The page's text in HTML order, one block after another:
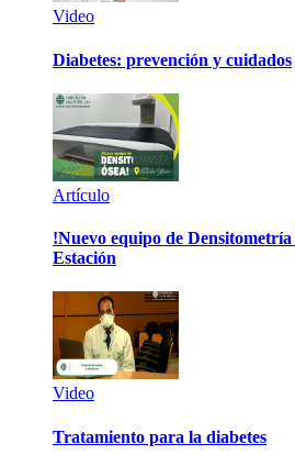
Video
Diabetes: prevención y cuidados
Artículo
!Nuevo equipo de Densitometría
Estación
Video
Tratamiento para la diabetes